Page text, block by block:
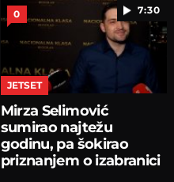
7:30
0
JETSET
Mirza Selimović
sumirao najtežu
godinu, pa šokirao
priznanjem o izabranici